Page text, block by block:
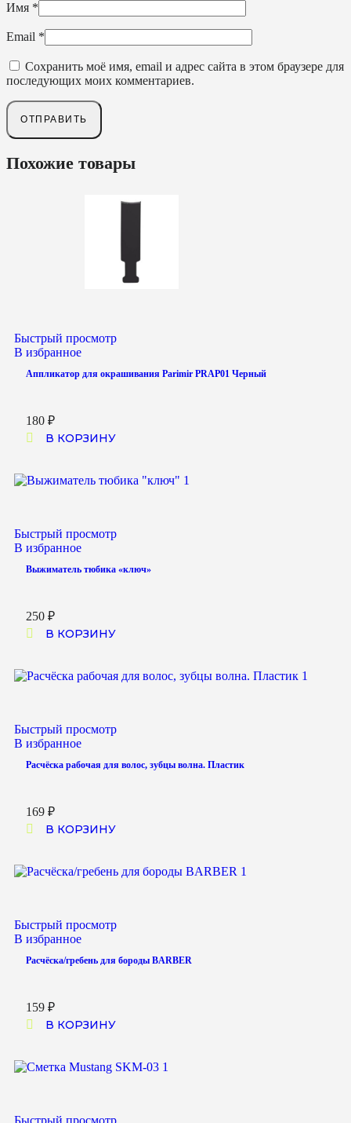
Имя *
Email *
Сохранить моё имя, email и адрес сайта в этом браузере для
последующих моих комментариев.
Похожие товары
Быстрый просмотр
В избранное
Аппликатор для окрашивания Parimir PRAP01 Черный
180 ₽
В КОРЗИНУ
Быстрый просмотр
В избранное
Выжиматель тюбика «ключ»
250 ₽
В КОРЗИНУ
Быстрый просмотр
В избранное
Расчёска рабочая для волос, зубцы волна. Пластик
169 ₽
В КОРЗИНУ
Быстрый просмотр
В избранное
Расчёска/гребень для бороды BARBER
159 ₽
В КОРЗИНУ